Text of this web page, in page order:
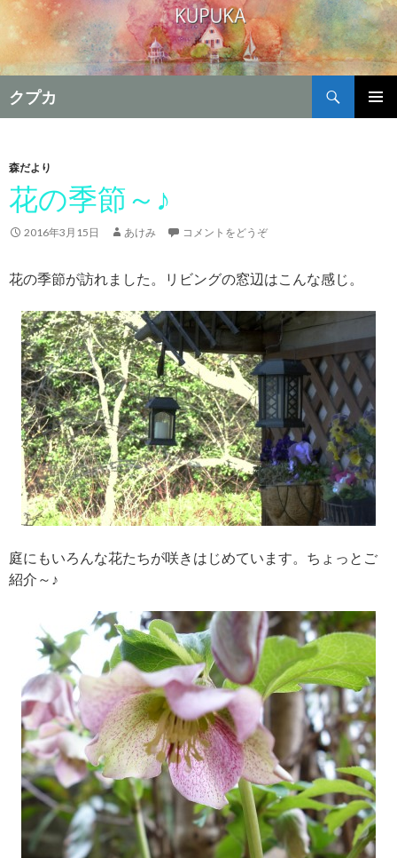
クプカ
索
ン
ツ
へ
移
森だより
花の季節～♪
2016年3月15日 あけみ コメントをどうぞ
花の季節が訪れました。リビングの窓辺はこんな感じ。
庭にもいろんな花たちが咲きはじめています。ちょっとご
紹介～♪